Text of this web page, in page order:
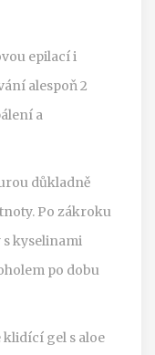
epilací i
alespoň 2
a
důkladně
Po zákroku
kyselinami
po dobu
klidící gel s aloe